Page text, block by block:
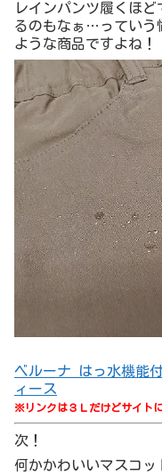
レインパンツ履くほ
るのもなぁ…っていう
ような商品ですよね！
ベルーナ はっ水機能
ィース
※リンクは３Ｌだけどサイト
次！
何かかわいいマスコ